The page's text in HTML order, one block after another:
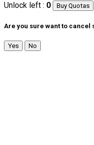
Unlock left : 0 Buy Quotas
Are you sure want to cancel
Yes No